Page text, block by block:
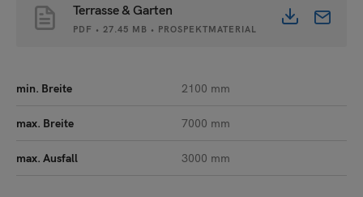
Terrasse & Garten
PDF • 27.45 MB • PROSPEKTMATERIAL
min. Breite 2100 mm
max. Breite 7000 mm
max. Ausfall 3000 mm